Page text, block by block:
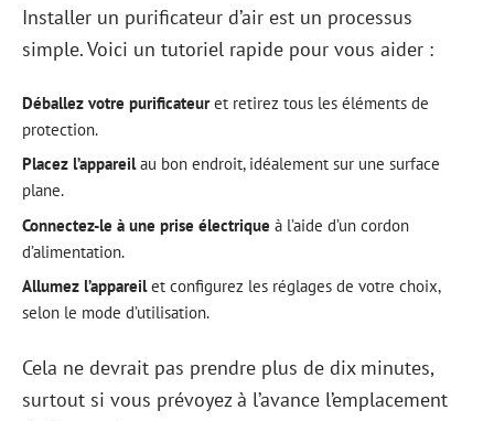
Installer un purificateur d’air est un processus
simple. Voici un tutoriel rapide pour vous aider :
Déballez votre purificateuret retirez tous les éléments de
protection.
Placez l’appareilau bon endroit, idéalement sur une surface
plane.
Connectez-le à une prise électrique à l’aide d’un cordon
d’alimentation.
Allumez l’appareilet configurez les réglages de votre choix,
selon le mode d’utilisation.
Cela ne devrait pas prendre plus de dix minutes,
surtout si vous prévoyez à l’avance l’emplacement